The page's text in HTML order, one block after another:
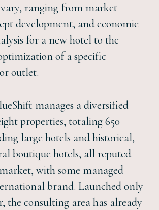
vary, ranging from market
development, and economic
for a new hotel to the
of a specific
outlet.
manages a diversified
properties, totaling 650
large hotels and historical,
boutique hotels, all reputed
with some managed
brand. Launched only
the consulting area has already